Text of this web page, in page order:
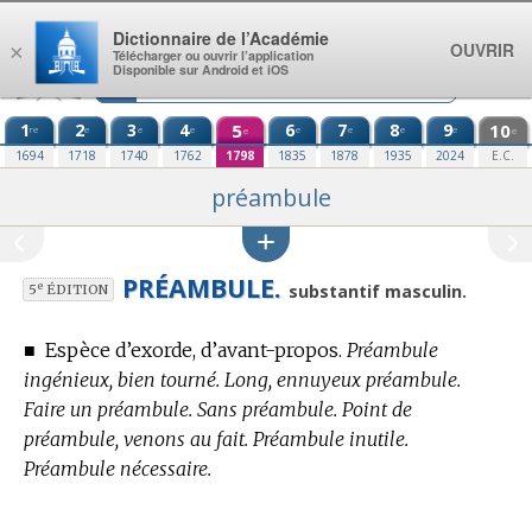
Aller au contenu
1re
1694
2e
1718
3e
1740
4e
1762
5e
1798
6e
1835
7e
1878
8e
1935
9e
2024
10e
E.C.
préambule
5eÉDITION PRÉAMBULE. substantif masculin.
■ Espèce d’exorde, d’avant-propos. Préambule
ingénieux, bien tourné. Long, ennuyeux préambule.
Faire un préambule. Sans préambule. Point de
préambule, venons au fait. Préambule inutile.
Préambule nécessaire.
×
Dictionnaire de l’Académie
Télécharger ou ouvrir l’application
Disponible sur Android et iOS
OUVRIR